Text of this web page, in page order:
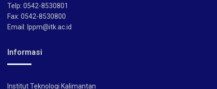
Telp: 0542-8530801
Fax: 0542-8530800
Email: lppm@itk.ac.id
Informasi
Institut Teknologi Kalimantan